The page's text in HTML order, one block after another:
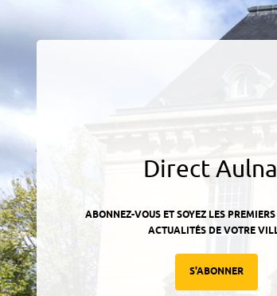
Direct
ABONNEZ-VOUS ET SOYEZ LES
ACTUALITÉS DE VOTRE
S'ABONNER